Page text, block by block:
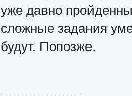
уже давно
сложные задания
будут. Попозже.